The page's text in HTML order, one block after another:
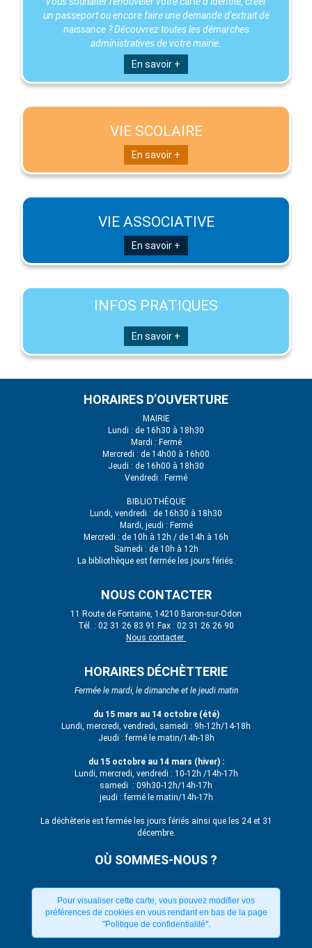
un passeport ou encore faire une demande d'extrait de
naissance ? Découvrez toutes les démarches
administratives de votre mairie.
En savoir +
VIE SCOLAIRE
En savoir +
VIE ASSOCIATIVE
En savoir +
INFOS PRATIQUES
En savoir +
HORAIRES D’OUVERTURE
MAIRIE
Lundi : de 16h30 à 18h30
Mardi : Fermé
Mercredi : de 14h00 à 16h00
Jeudi : de 16h00 à 18h30
Vendredi : Fermé
BIBLIOTHÈQUE
Lundi, vendredi : de 16h30 à 18h30
Mardi, jeudi : Fermé
Mercredi : de 10h à 12h / de 14h à 16h
Samedi : de 10h à 12h
La bibliothèque est fermée les jours fériés.
NOUS CONTACTER
11 Route de Fontaine, 14210 Baron-sur-Odon
Tél. : 02 31 26 83 91 Fax : 02 31 26 26 90
Nous contacter
HORAIRES DÉCHÈTTERIE
Fermée le mardi, le dimanche et le jeudi matin
du 15 mars au 14 octobre (été)
Lundi, mercredi, vendredi, samedi : 9h-12h/14-18h
Jeudi : fermé le matin/14h-18h
du 15 octobre au 14 mars (hiver) :
Lundi, mercredi, vendredi : 10-12h /14h-17h
samedi : 09h30-12h/14h-17h
jeudi : fermé le matin/14h-17h
La déchèterie est fermée les jours fériés ainsi que les 24 et 31
décembre.
OÙ SOMMES-NOUS ?
Pour visualiser cette carte, vous pouvez modifier vos
préférences de cookies en vous rendant en bas de la page
"Politique de confidentialité".